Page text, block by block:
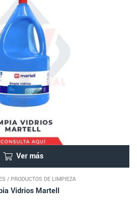
Ver más
/ PRODUCTOS DE LIMPIEZA
Vidrios Martell